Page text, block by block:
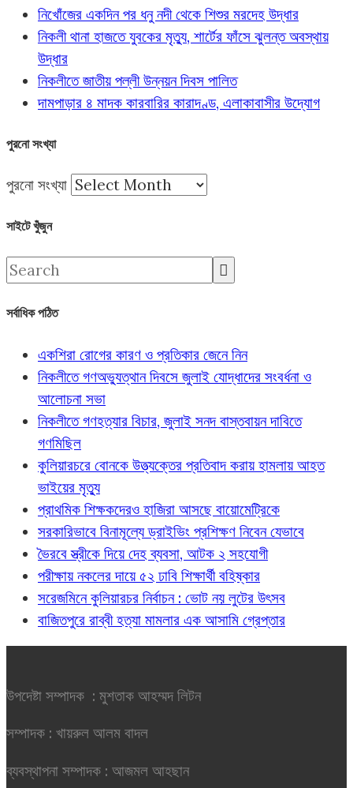
নিখোঁজের একদিন পর ধনু নদী থেকে শিশুর মরদেহ উদ্ধার
নিকলী থানা হাজতে যুবকের মৃত্যু, শার্টের ফাঁসে ঝুলন্ত অবস্থায়
উদ্ধার
নিকলীতে জাতীয় পল্লী উন্নয়ন দিবস পালিত
দামপাড়ার ৪ মাদক কারবারির কারাদণ্ড, এলাকাবাসীর উদ্যোগ
পুরনো সংখ্যা
পুরনো সংখ্যা
সাইটে খুঁজুন
সর্বাধিক পঠিত
একশিরা রোগের কারণ ও প্রতিকার জেনে নিন
নিকলীতে গণঅভ্যুত্থান দিবসে জুলাই যোদ্ধাদের সংবর্ধনা ও
আলোচনা সভা
নিকলীতে গণহত্যার বিচার, জুলাই সনদ বাস্তবায়ন দাবিতে
গণমিছিল
কুলিয়ারচরে বোনকে উত্ত্যক্তের প্রতিবাদ করায় হামলায় আহত
ভাইয়ের মৃত্যু
প্রাথমিক শিক্ষকদেরও হাজিরা আসছে বায়োমেট্রিকে
সরকারিভাবে বিনামূল্যে ড্রাইভিং প্রশিক্ষণ নিবেন যেভাবে
ভৈরবে স্ত্রীকে দিয়ে দেহ ব্যবসা, আটক ২ সহযোগী
পরীক্ষায় নকলের দায়ে ৫২ ঢাবি শিক্ষার্থী বহিষ্কার
সরেজমিনে কুলিয়ারচর নির্বাচন : ভোট নয় লুটের উৎসব
বাজিতপুরে রাব্বী হত্যা মামলার এক আসামি গ্রেপ্তার
উপদেষ্টা সম্পাদক : মুশতাক আহম্মদ লিটন
সম্পাদক : খায়রুল আলম বাদল
ব্যবস্থাপনা সম্পাদক : আজমল আহছান